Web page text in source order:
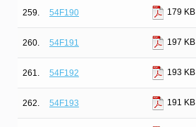
259. 54F190 179 KB
260. 54F191 197 KB
261. 54F192 193 KB
262. 54F193 191 KB